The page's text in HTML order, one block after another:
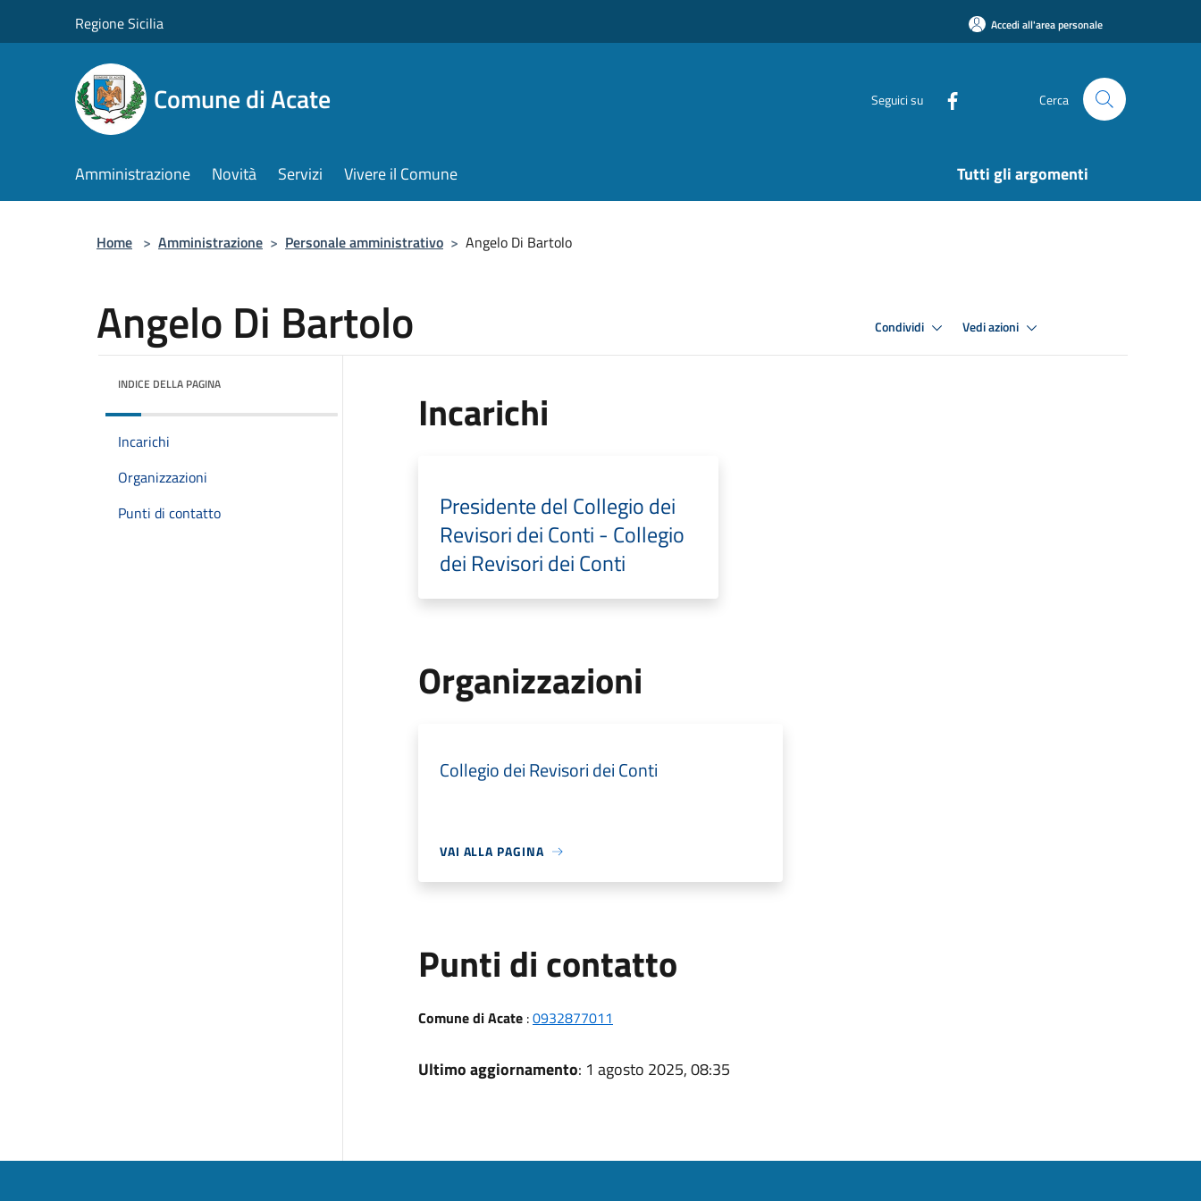
Regione Sicilia Accedi all'area personale
Comune di Acate Seguici su Cerca
Amministrazione Novità Servizi Vivere il Comune Tutti gli argomenti
Home > Amministrazione > Personale amministrativo > Angelo Di Bartolo
Angelo Di Bartolo Condividi Vedi azioni
INDICE DELLA PAGINA
Incarichi
Organizzazioni
Punti di contatto
Incarichi
Presidente del Collegio dei
Revisori dei Conti - Collegio
dei Revisori dei Conti
Organizzazioni
Collegio dei Revisori dei Conti
VAI ALLA PAGINA
Punti di contatto
Comune di Acate:0932877011
Ultimo aggiornamento: 1 agosto 2025, 08:35